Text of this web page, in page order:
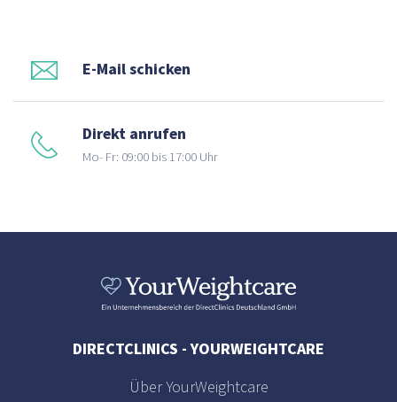
E-Mail schicken
Direkt anrufen
Mo- Fr: 09:00 bis 17:00 Uhr
DIRECTCLINICS - YOURWEIGHTCARE
Über YourWeightcare